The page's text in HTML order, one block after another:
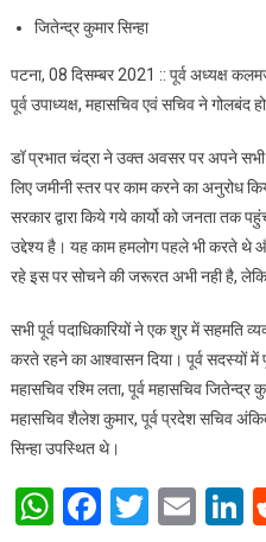
जितेन्द्र कुमार सिन्हा
पटना, 08 दिसम्बर 2021 :: पूर्व अध्यक्ष
पूर्व उपाध्यक्ष, महासचिव एवं सचिव ने गोलबंद
डॉ प्रभात चंद्रा ने उक्त अवसर पर अपने सभी
लिए जमीनी स्तर पर काम करने का अनुरोध
सरकार द्वारा किये गये कार्यो को जनता तक
उद्देश्य है। यह काम हमलोग पहले भी करते थे
रहे इस पर सोचने की जरूरत अभी नही है, लेकिन
सभी पूर्व पदाधिकारियों ने एक शुर में सहमति
करते रहने का आश्वासन दिया। पूर्व सदस्यों में
महासचिव रश्मि लता, पूर्व महासचिव जितेन्द्र
महासचिव शैलेश कुमार, पूर्व प्रदेश सचिव
सिन्हा उपस्थित थे।
WhatsApp
Facebook
Twitter